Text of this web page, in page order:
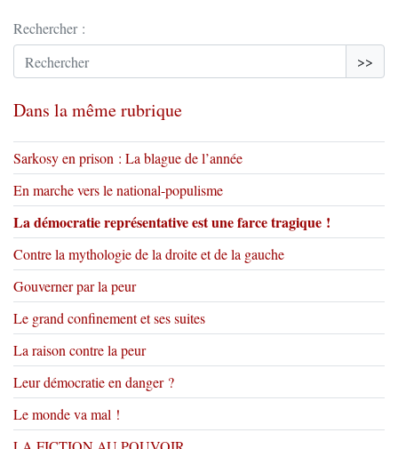
Rechercher :
>>
Dans la même rubrique
Sarkosy en prison : La blague de l’année
En marche vers le national-populisme
La démocratie représentative est une farce tragique !
Contre la mythologie de la droite et de la gauche
Gouverner par la peur
Le grand confinement et ses suites
La raison contre la peur
Leur démocratie en danger ?
Le monde va mal !